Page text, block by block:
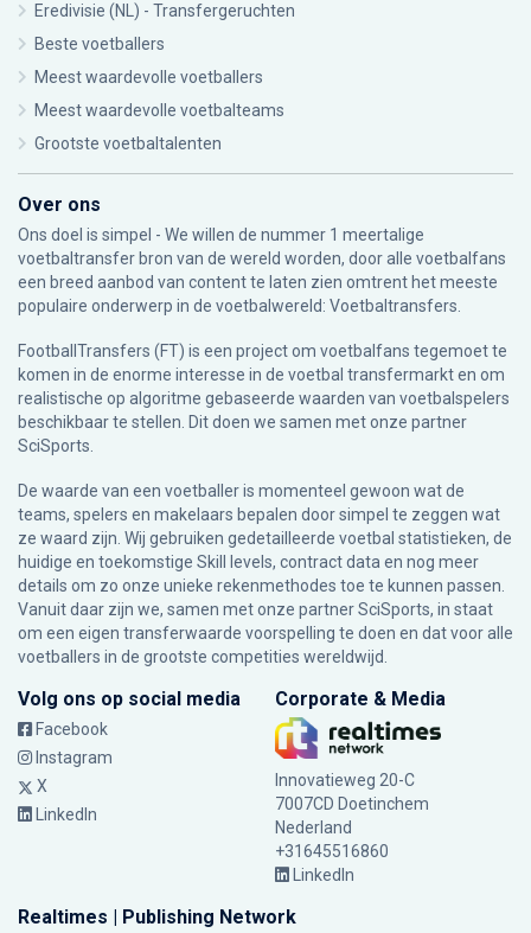
Eredivisie (NL) - Transfergeruchten
Beste voetballers
Meest waardevolle voetballers
Meest waardevolle voetbalteams
Grootste voetbaltalenten
Over ons
Ons doel is simpel - We willen de nummer 1 meertalige
voetbaltransfer bron van de wereld worden, door alle voetbalfans
een breed aanbod van content te laten zien omtrent het meeste
populaire onderwerp in de voetbalwereld: Voetbaltransfers.
FootballTransfers (FT) is een project om voetbalfans tegemoet te
komen in de enorme interesse in de voetbal transfermarkt en om
realistische op algoritme gebaseerde waarden van voetbalspelers
beschikbaar te stellen. Dit doen we samen met onze partner
SciSports
De waarde van een voetballer is momenteel gewoon wat de
teams, spelers en makelaars bepalen door simpel te zeggen wat
ze waard zijn. Wij gebruiken gedetailleerde voetbal statistieken, de
huidige en toekomstige Skill levels, contract data en nog meer
details om zo onze unieke rekenmethodes toe te kunnen passen.
Vanuit daar zijn we, samen met onze partner SciSports, in staat
om een eigen transferwaarde voorspelling te doen en dat voor alle
voetballers in de grootste competities wereldwijd.
Volg ons op social media
Facebook
Instagram
X
LinkedIn
Corporate & Media
Innovatieweg 20-C
7007CD Doetinchem
Nederland
+31645516860
LinkedIn
Realtimes | Publishing Network